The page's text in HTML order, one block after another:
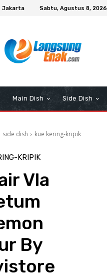
Jakarta Sabtu, Agustus 8, 2026
Main Dish Side Dish
side dish kue kering-kripik
KRIPIK
Vla
By